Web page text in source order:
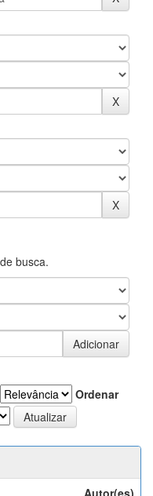
busca.
Ordenar
Autor(es)